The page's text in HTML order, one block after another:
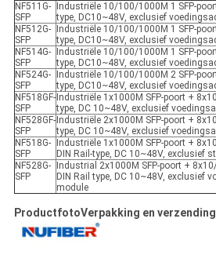
NF511G-
SFP
Industriële 10/100/1000M 1 SFP-
type, DC10~48V, exclusief
NF512G-
SFP
Industriële 10/100/1000M 1 SFP-
type, DC10~48V, exclusief
NF514G-
SFP
Industriële 10/100/1000M 1 SFP-
type, DC10~48V, exclusief
NF524G-
SFP
Industriële 10/100/1000M 2 SFP-
type, DC10~48V, exclusief
NF518GF-
SFP
Industriële 1x1000M SFP-poort +
type, DC 10~48V, exclusief
NF528GF-
SFP
Industriële 2x1000M SFP-poort +
type, DC 10~48V, exclusief
NF518G-
SFP
Industriële 1x1000M SFP-poort +
DIN Rail-type, DC 10~48V, exclusief
NF528G-
SFP
Industrial 2x1000M SFP-poort +
DIN Rail type, DC 10~48V, exclusief
module
ProductfotoVerpakking en verzending